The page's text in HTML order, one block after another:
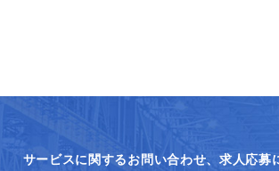
サービスに関するお問い合わせ、求人応募